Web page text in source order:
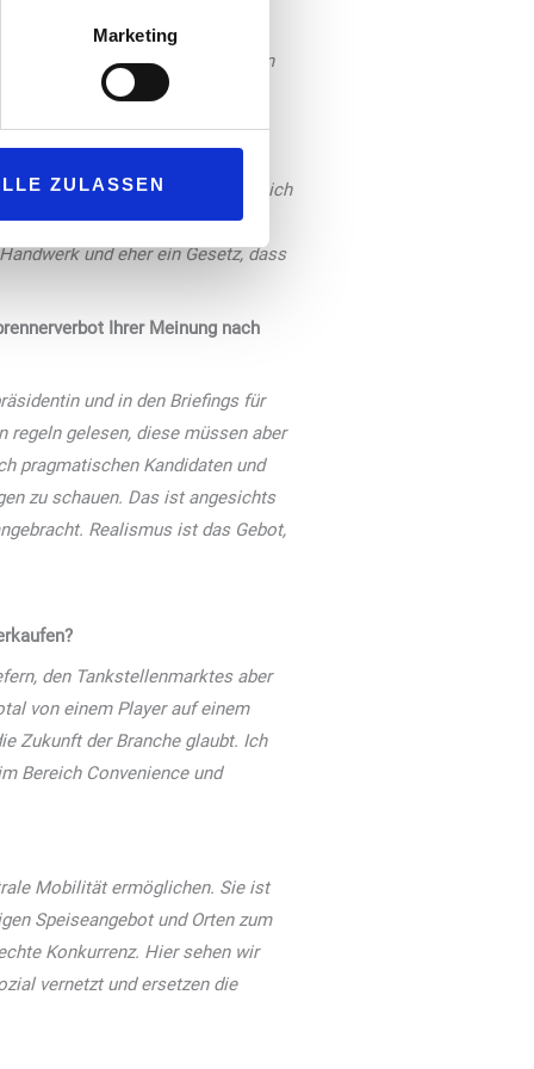
Marketing
ZULASSEN
eine Gegend mit vielen Nutzern
an ihrer Tankstelle? Und
KW. Das sind 150.000 Euro für
immer befürchten, dass
um die Ecke kommt, stellt sich
Risiko, das hier politisch
und eher ein Gesetz, dass
Ihrer Meinung nach
und in den Briefings für
regeln gelesen, diese müssen aber
pragmatischen Kandidaten und
zu schauen. Das ist angesichts
Realismus ist das Gebot,
den Tankstellenmarktes aber
von einem Player auf einem
Zukunft der Branche glaubt. Ich
Bereich Convenience und
Mobilität ermöglichen. Sie ist
Speiseangebot und Orten zum
Konkurrenz. Hier sehen wir
vernetzt und ersetzen die